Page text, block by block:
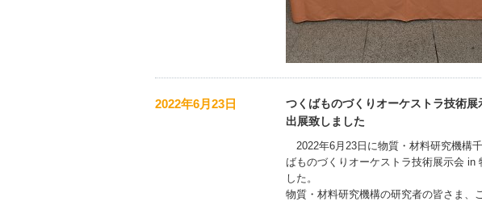
2022年6月23日
つくばものづくりオーケストラ技術
出展致しました
2022年6月23日に物質・材料研究機構
ばものづくりオーケストラ技術展示会
した。
物質・材料研究機構の研究者の皆さま、